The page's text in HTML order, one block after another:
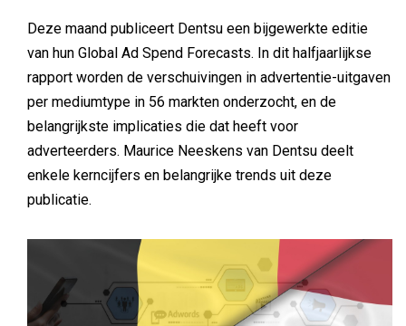
Deze maand publiceert Dentsu een bijgewerkte editie
van hun Global Ad Spend Forecasts. In dit halfjaarlijkse
rapport worden de verschuivingen in advertentie-uitgaven
per mediumtype in 56 markten onderzocht, en de
belangrijkste implicaties die dat heeft voor
adverteerders. Maurice Neeskens van Dentsu deelt
enkele kerncijfers en belangrijke trends uit deze
publicatie.